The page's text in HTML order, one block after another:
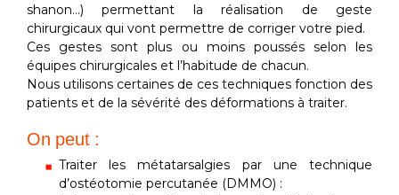
shanon…) permettant la réalisation de geste
chirurgicaux qui vont permettre de corriger votre pied.
Ces gestes sont plus ou moins poussés selon les
équipes chirurgicales et l’habitude de chacun.
Nous utilisons certaines de ces techniques fonction des
patients et de la sévérité des déformations à traiter.
On peut :
Traiter les métatarsalgies par une technique
d’ostéotomie percutanée (DMMO) :